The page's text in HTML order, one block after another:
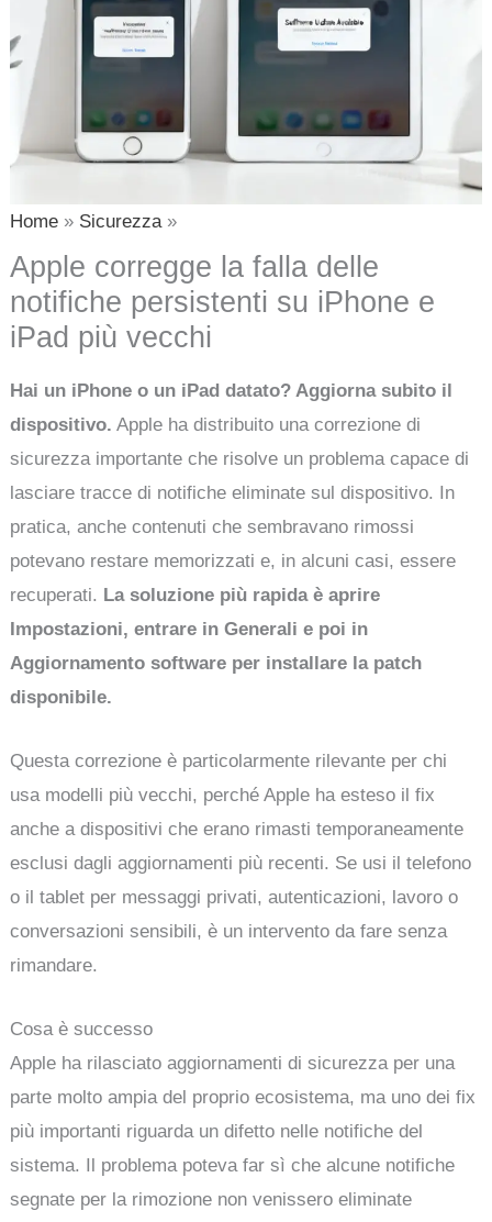
Home Sicurezza
Apple corregge la falla delle
notifiche persistenti su iPhone e
iPad più vecchi
Hai un iPhone o un iPad datato? Aggiorna subito il
dispositivo. Apple ha distribuito una correzione di
sicurezza importante che risolve un problema capace di
lasciare tracce di notifiche eliminate sul dispositivo. In
pratica, anche contenuti che sembravano rimossi
potevano restare memorizzati e, in alcuni casi, essere
recuperati. La soluzione più rapida è aprire
Impostazioni, entrare in Generali e poi in
Aggiornamento software per installare la patch
disponibile.
Questa correzione è particolarmente rilevante per chi
usa modelli più vecchi, perché Apple ha esteso il fix
anche a dispositivi che erano rimasti temporaneamente
esclusi dagli aggiornamenti più recenti. Se usi il telefono
o il tablet per messaggi privati, autenticazioni, lavoro o
conversazioni sensibili, è un intervento da fare senza
rimandare.
Cosa è successo
Apple ha rilasciato aggiornamenti di sicurezza per una
parte molto ampia del proprio ecosistema, ma uno dei fix
più importanti riguarda un difetto nelle notifiche del
sistema. Il problema poteva far sì che alcune notifiche
segnate per la rimozione non venissero eliminate